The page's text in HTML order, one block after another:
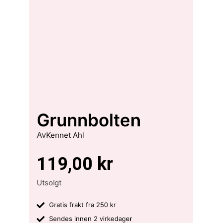
Grunnbolten
AvKennet Ahl
119,00 kr
Utsolgt
Gratis frakt fra 250 kr
Sendes innen 2 virkedager